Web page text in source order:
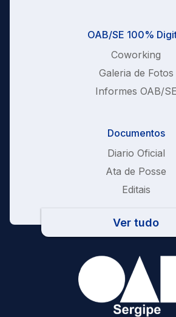
OAB/SE 100%
Coworking
Galeria de Fotos
Informes OAB/SE
Documentos
Diario Oficial
Ata de Posse
Editais
Ver tudo